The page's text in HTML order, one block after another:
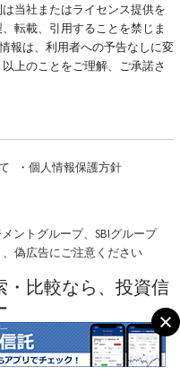
当社またはライセンス提供を
転載、引用することを禁じま
報は、利用者への予告なしに変
上のことをご理解、ご承諾さ
・ 個人情報保護方針
ントグループ、SBIグループ
偽広告にご注意ください
・比較なら、投資信
Ltd. All Rights